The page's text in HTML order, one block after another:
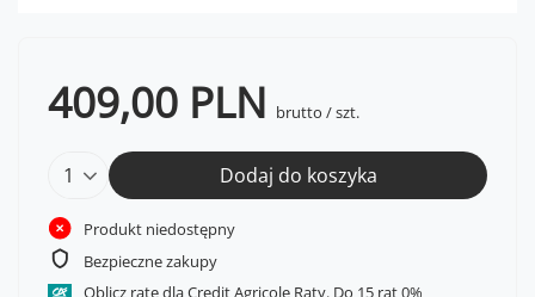
409,00 PLN brutto /szt.
Dodaj do koszyka
Produkt niedostępny
Bezpieczne zakupy
Oblicz ratę dla Credit Agricole Raty.